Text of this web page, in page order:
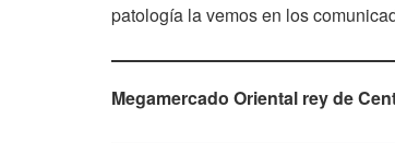
patología la vemos en los
Megamercado Oriental rey de